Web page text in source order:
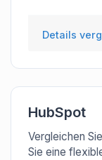
Details
HubSpot
Vergleichen
Sie eine